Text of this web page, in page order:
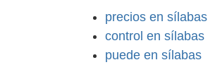
precios en sílabas
control en sílabas
puede en sílabas